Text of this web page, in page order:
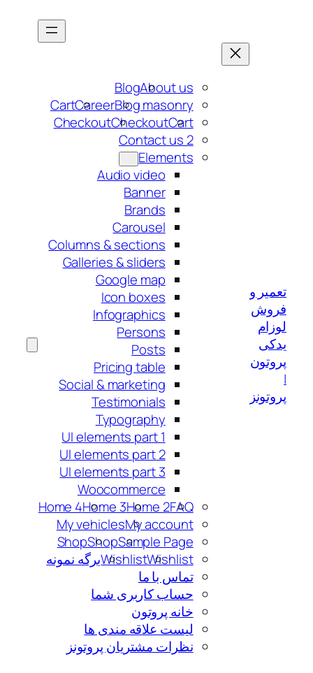
About us
Blog
Blog masonry
Career
Cart
Checkout
Checkout
Contact us 2
Elements
Audio video
Carousel
Columns & sections
Galleries & sliders
Google map
Icon boxes
Infographics
Persons
Pricing table
Social & marketing
Testimonials
Typography
UI elements part 1
UI elements part 2
UI elements part 3
Woocommerce
Home 2
Home 3
Home 4
My account
My vehicles
Sample Page
Shop
Shop
Wishlist
Wishlistبرگه نمونه
تماس با ما
حساب کاربری شما
خانه پروتون
لیست علاقه مندی ها
نظرات مشتریان پروتونز